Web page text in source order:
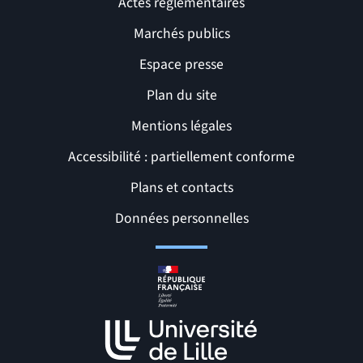
Liens et pages utiles
Marchés publics
Espace presse
Plan du site
Mentions légales
Accessibilité : partiellement conforme
Plans et contacts
Données personnelles